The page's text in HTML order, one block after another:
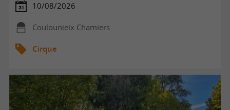
10/08/2026
Coulounieix Chamiers
Cirque